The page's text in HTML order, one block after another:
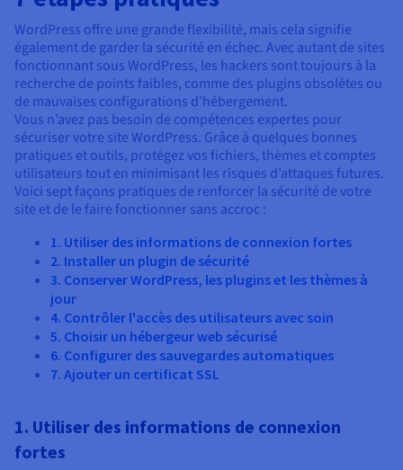
WordPress offre une grande flexibilité, mais cela signifie
également de garder la sécurité en échec. Avec autant de sites
fonctionnant sous WordPress, les hackers sont toujours à la
recherche de points faibles, comme des plugins obsolètes ou
de mauvaises configurations d'hébergement.
Vous n’avez pas besoin de compétences expertes pour
sécuriser votre site WordPress. Grâce à quelques bonnes
pratiques et outils, protégez vos fichiers, thèmes et comptes
utilisateurs tout en minimisant les risques d’attaques futures.
Voici sept façons pratiques de renforcer la sécurité de votre
site et de le faire fonctionner sans accroc :
1. Utiliser des informations de connexion fortes
2. Installer un plugin de sécurité
3. Conserver WordPress, les plugins et les thèmes à
jour
4. Contrôler l'accès des utilisateurs avec soin
5. Choisir un hébergeur web sécurisé
6. Configurer des sauvegardes automatiques
7. Ajouter un certificat SSL
1. Utiliser des informations de connexion
fortes